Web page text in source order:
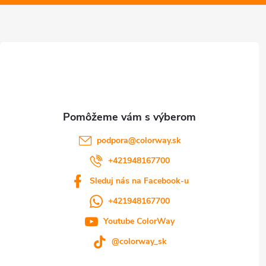
podpora@colorway.sk
+421948167700
Sleduj nás na Facebook-u
+421948167700
Youtube ColorWay
@colorway_sk